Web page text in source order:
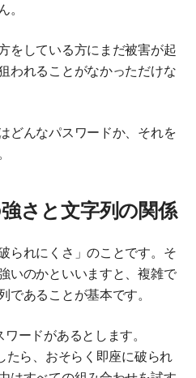
。
をしている方にまだ被害が起
われることがなかっただけな
どんなパスワードか、それを
さと文字列の関係
られにくさ」のことです。そ
いのかといいますと、複雑で
であることが基本です。
ードがあるとします。
たら、おそらく即座に破られ